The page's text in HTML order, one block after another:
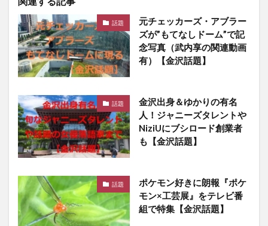
話題
元チェッカーズ・アブラー
ズが”もてなしドーム”で記
念写真（武内享の関連動画
有）【金沢話題】
話題
金沢出身＆ゆかりの有名
人！ジャニーズタレントや
NiziUにブシロード創業者
も【金沢話題】
話題
ポケモン好きに朗報『ポケ
モン×工芸展』をテレビ番
組で特集【金沢話題】